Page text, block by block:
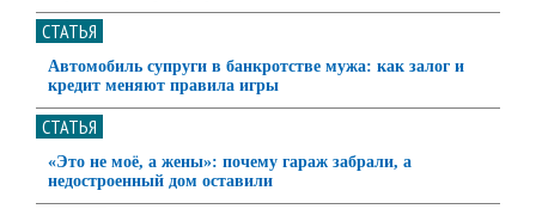
СТАТЬЯ
Автомобиль супруги в банкротстве мужа: как залог и
кредит меняют правила игры
СТАТЬЯ
«Это не моё, а жены»: почему гараж забрали, а
недостроенный дом оставили